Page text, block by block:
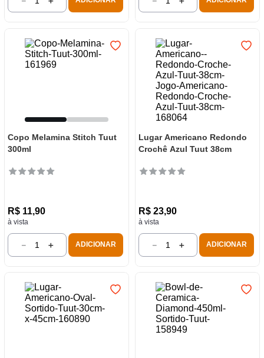
Copo Melamina Stitch Tuut
300ml
R$ 11,90
à vista
＋
－ ADICIONAR
Lugar Americano Redondo
Crochê Azul Tuut 38cm
R$ 23,90
à vista
＋
－ ADICIONAR